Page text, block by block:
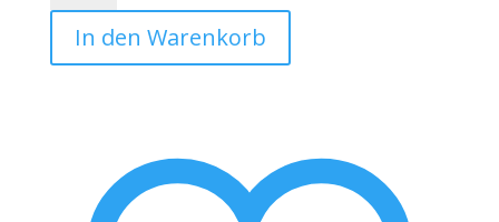
-
Handtuch
Menge
In den Warenkorb